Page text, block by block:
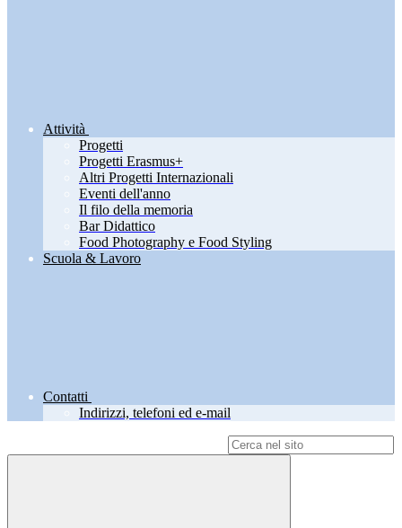
Attività
Progetti
Progetti Erasmus+
Altri Progetti Internazionali
Eventi dell'anno
Il filo della memoria
Bar Didattico
Food Photography e Food Styling
Scuola & Lavoro
Contatti
Indirizzi, telefoni ed e-mail